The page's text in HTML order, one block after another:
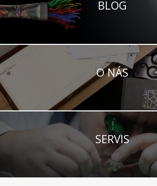
BLOG
O NÁS
SERVIS